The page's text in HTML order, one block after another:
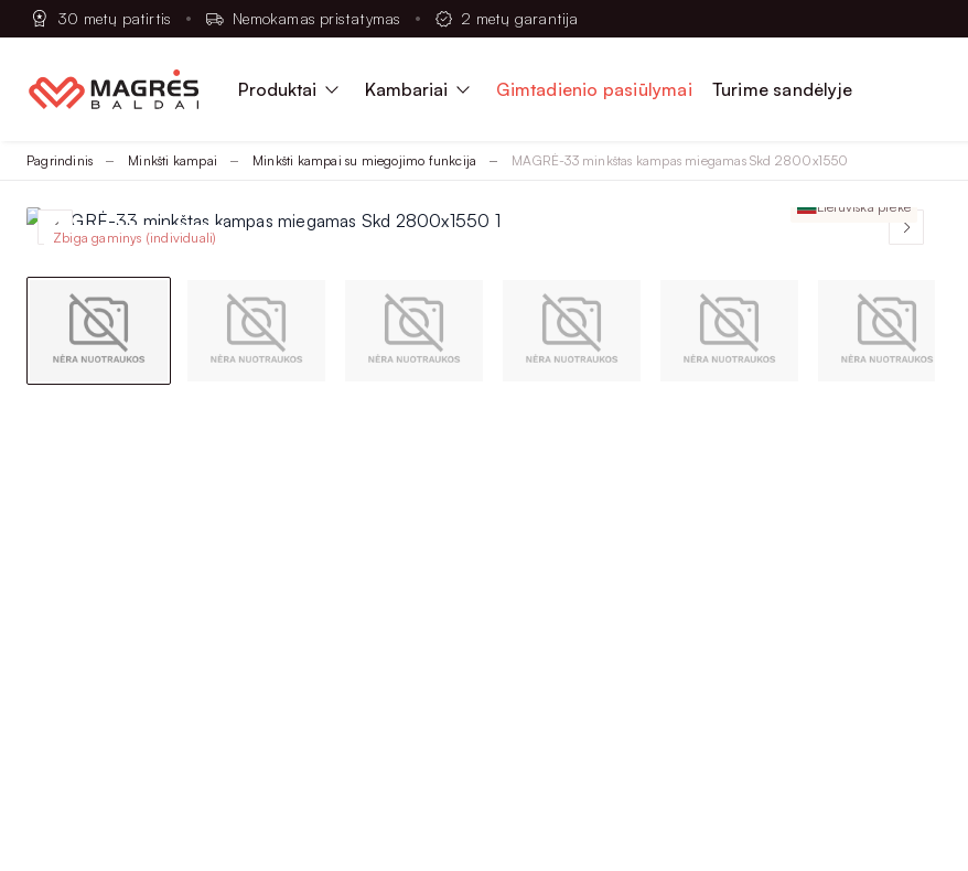
30 metų patirtis Nemokamas pristatymas 2 metų garantija
Produktai Kambariai Gimtadienio pasiūlymai Turime sandėlyje
Pagrindinis Minkšti kampai Minkšti kampai su miegojimo funkcija MAGRĖ-33 minkštas kampas miegamas Skd 2800x1550
Zbiga gaminys (individuali)
Lietuviška prekė